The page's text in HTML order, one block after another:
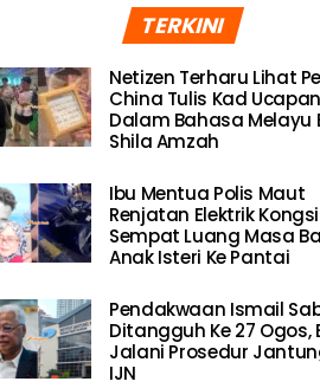
TERKINI
Netizen Terharu Lihat
China Tulis Kad Ucapan
Dalam Bahasa Melayu
Shila Amzah
Ibu Mentua Polis Maut
Renjatan Elektrik
Sempat Luang Masa
Anak Isteri Ke Pantai
Pendakwaan Ismail
Ditangguh Ke 27 Ogos,
Jalani Prosedur
IJN